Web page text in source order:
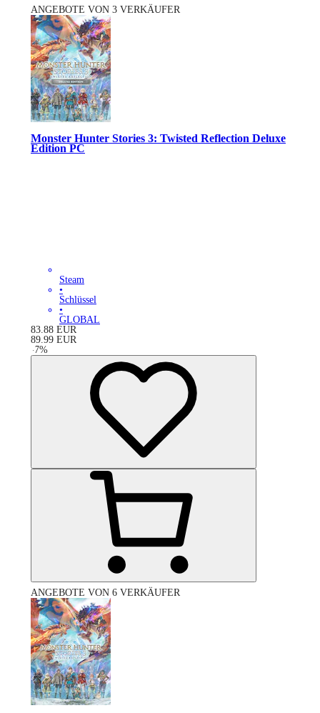
ANGEBOTE VON 3 VERKÄUFER
Monster Hunter Stories 3: Twisted Reflection Deluxe
Edition PC
Steam
•
Schlüssel
•
GLOBAL
83.88 EUR
89.99 EUR
-7%
ANGEBOTE VON 6 VERKÄUFER